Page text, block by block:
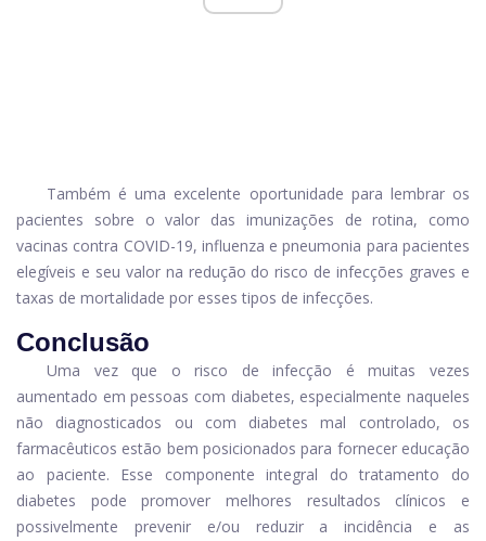
Também é uma excelente oportunidade para lembrar os
pacientes sobre o valor das imunizações de rotina, como
vacinas contra COVID-19, influenza e pneumonia para pacientes
elegíveis e seu valor na redução do risco de infecções graves e
taxas de mortalidade por esses tipos de infecções.
Conclusão
Uma vez que o risco de infecção é muitas vezes
aumentado em pessoas com diabetes, especialmente naqueles
não diagnosticados ou com diabetes mal controlado, os
farmacêuticos estão bem posicionados para fornecer educação
ao paciente. Esse componente integral do tratamento do
diabetes pode promover melhores resultados clínicos e
possivelmente prevenir e/ou reduzir a incidência e as